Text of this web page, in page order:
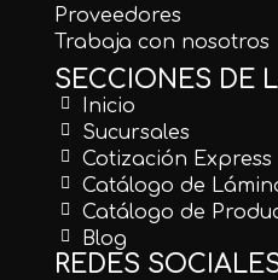
Proveedores
Trabaja con nosotros
SECCIONES DE
Inicio
Sucursales
Cotización Express
Catálogo de
Catálogo de
Blog
REDES